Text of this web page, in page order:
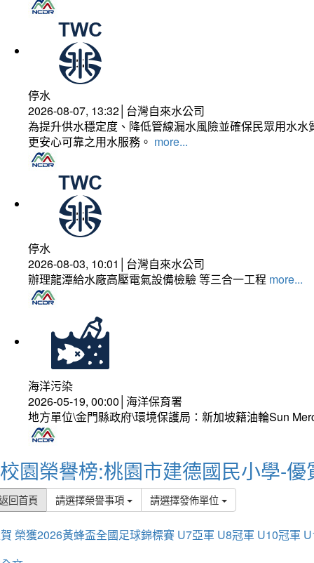
停水
2026-08-07, 13:32│台灣自來水公司
為提升供水穩定度、降低管線漏水風險並確保民眾用水
更安心可靠之用水服務。 more...
停水
2026-08-03, 10:01│台灣自來水公司
辦理龍潭給水廠高壓電氣設備檢驗 等三合一工程 more...
海洋污染
2026-05-19, 00:00│海洋保育署
地方單位\金門縣政府\環境保護局：新加坡籍油輪Sun
校園榮譽榜:桃園市建德國民小學-優
回首頁 請選擇榮譽事項 請選擇發佈單位
榮獲2026黃蜂盃全國足球錦標賽 U7亞軍 U8冠軍 U10冠軍